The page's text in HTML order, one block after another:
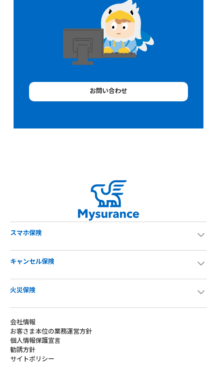
お問い合わせ
スマホ保険
キャンセル保険
火災保険
会社情報
お客さま本位の業務運営方針
個人情報保護宣言
勧誘方針
サイトポリシー